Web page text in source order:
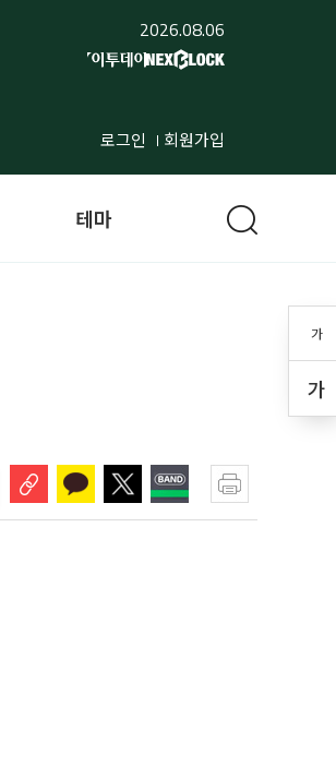
2026.08.06
로그인 회원가입
가
가
테마